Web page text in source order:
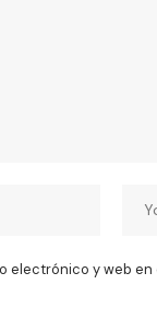
electrónico y web